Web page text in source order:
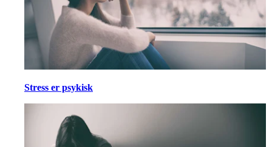
Stress er psykisk